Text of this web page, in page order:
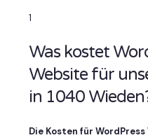
1
Was kostet
Website für
in 1040
Die Kosten für